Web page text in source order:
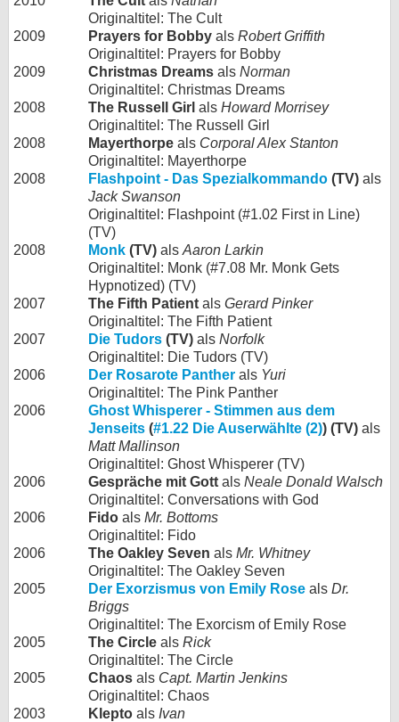
Originaltitel: The Cult
2009
Prayers for Bobby als Robert Griffith
Originaltitel: Prayers for Bobby
2009
Christmas Dreams als Norman
Originaltitel: Christmas Dreams
2008
The Russell Girl als Howard Morrisey
Originaltitel: The Russell Girl
2008
Mayerthorpe als Corporal Alex Stanton
Originaltitel: Mayerthorpe
2008
Flashpoint - Das Spezialkommando (TV) als
Jack Swanson
Originaltitel: Flashpoint (#1.02 First in Line)
(TV)
2008
Monk (TV) als Aaron Larkin
Originaltitel: Monk (#7.08 Mr. Monk Gets
Hypnotized) (TV)
2007
The Fifth Patient als Gerard Pinker
Originaltitel: The Fifth Patient
2007
Die Tudors (TV) als Norfolk
Originaltitel: Die Tudors (TV)
2006
Der Rosarote Panther als Yuri
Originaltitel: The Pink Panther
2006
Ghost Whisperer - Stimmen aus dem
Jenseits (#1.22 Die Auserwählte (2)) (TV) als
Matt Mallinson
Originaltitel: Ghost Whisperer (TV)
2006
Gespräche mit Gott als Neale Donald Walsch
Originaltitel: Conversations with God
2006
Fido als Mr. Bottoms
Originaltitel: Fido
2006
The Oakley Seven als Mr. Whitney
Originaltitel: The Oakley Seven
2005
Der Exorzismus von Emily Rose als Dr.
Briggs
Originaltitel: The Exorcism of Emily Rose
2005
The Circle als Rick
Originaltitel: The Circle
2005
Chaos als Capt. Martin Jenkins
Originaltitel: Chaos
2003
Klepto als Ivan